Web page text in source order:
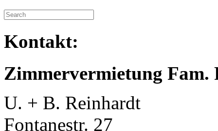
Kontakt:
Zimmervermietung Fam.
U. + B. Reinhardt
Fontanestr. 27